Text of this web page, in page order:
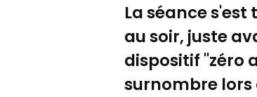
La séance
au soir, juste
dispositif "zéro
surnombre lors